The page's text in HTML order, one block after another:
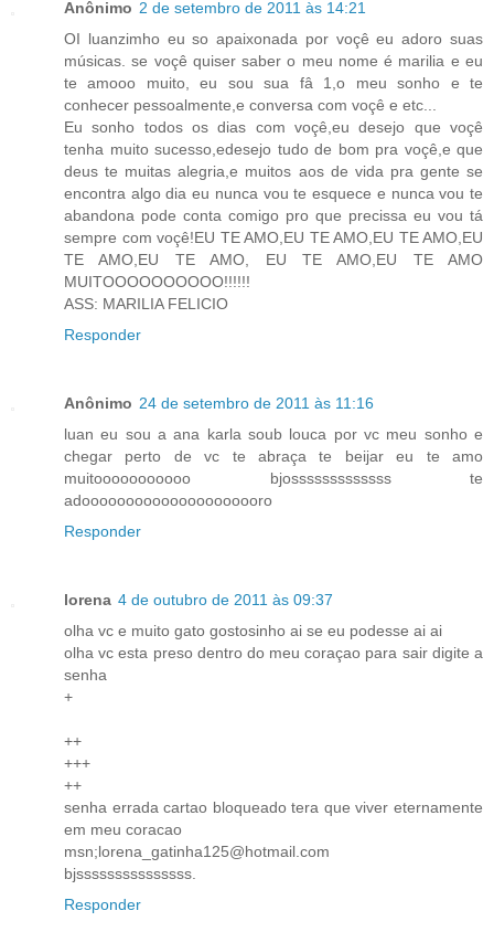
Anônimo 2 de setembro de 2011 às 14:21
OI luanzimho eu so apaixonada por voçê eu adoro suas
músicas. se voçê quiser saber o meu nome é marilia e eu
te amooo muito, eu sou sua fâ 1,o meu sonho e te
conhecer pessoalmente,e conversa com voçê e etc...
Eu sonho todos os dias com voçê,eu desejo que voçê
tenha muito sucesso,edesejo tudo de bom pra voçê,e que
deus te muitas alegria,e muitos aos de vida pra gente se
encontra algo dia eu nunca vou te esquece e nunca vou te
abandona pode conta comigo pro que precissa eu vou tá
sempre com voçê!EU TE AMO,EU TE AMO,EU TE AMO,EU
TE AMO,EU TE AMO, EU TE AMO,EU TE AMO
MUITOOOOOOOOOO!!!!!!
ASS: MARILIA FELICIO
Responder
Anônimo 24 de setembro de 2011 às 11:16
luan eu sou a ana karla soub louca por vc meu sonho e
chegar perto de vc te abraça te beijar eu te amo
muitooooooooooo bjosssssssssssss te
adooooooooooooooooooooro
Responder
lorena 4 de outubro de 2011 às 09:37
olha vc e muito gato gostosinho ai se eu podesse ai ai
olha vc esta preso dentro do meu coraçao para sair digite a
senha
+
++
+++
++
senha errada cartao bloqueado tera que viver eternamente
em meu coracao
msn;lorena_gatinha125@hotmail.com
bjsssssssssssssss.
Responder